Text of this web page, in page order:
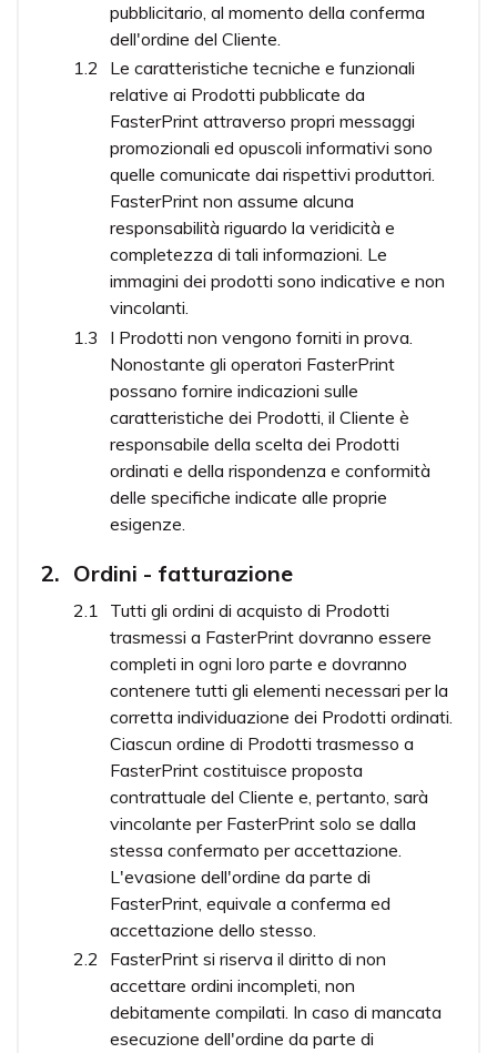
pubblicitario, al momento della conferma
dell'ordine del Cliente.
Le caratteristiche tecniche e funzionali
relative ai Prodotti pubblicate da
FasterPrint attraverso propri messaggi
promozionali ed opuscoli informativi sono
quelle comunicate dai rispettivi produttori.
FasterPrint non assume alcuna
responsabilità riguardo la veridicità e
completezza di tali informazioni. Le
immagini dei prodotti sono indicative e non
vincolanti.
I Prodotti non vengono forniti in prova.
Nonostante gli operatori FasterPrint
possano fornire indicazioni sulle
caratteristiche dei Prodotti, il Cliente è
responsabile della scelta dei Prodotti
ordinati e della rispondenza e conformità
delle specifiche indicate alle proprie
esigenze.
Ordini - fatturazione
Tutti gli ordini di acquisto di Prodotti
trasmessi a FasterPrint dovranno essere
completi in ogni loro parte e dovranno
contenere tutti gli elementi necessari per la
corretta individuazione dei Prodotti ordinati.
Ciascun ordine di Prodotti trasmesso a
FasterPrint costituisce proposta
contrattuale del Cliente e, pertanto, sarà
vincolante per FasterPrint solo se dalla
stessa confermato per accettazione.
L'evasione dell'ordine da parte di
FasterPrint, equivale a conferma ed
accettazione dello stesso.
FasterPrint si riserva il diritto di non
accettare ordini incompleti, non
debitamente compilati. In caso di mancata
esecuzione dell'ordine da parte di